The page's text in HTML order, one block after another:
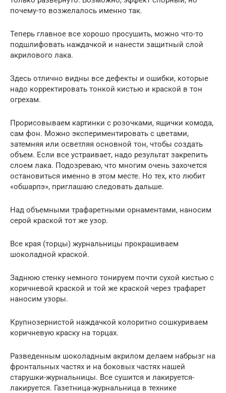
почему-то возжелалось именно так.
Теперь главное все хорошо просушить, можно что-то
подшлифовать наждачкой и нанести защитный слой
акрилового лака.
Здесь отлично видны все дефекты и ошибки, которые
надо корректировать тонкой кистью и краской в тон
огрехам.
Прорисовываем картинки с розочками, ящички комода,
сам фон. Можно экспериментировать с цветами,
затемняя или осветляя основной тон, чтобы создать
объем. Если все устраивает, надо результат закрепить
слоем лака. Подозреваю, что многим очень захочется
остановиться именно в этом месте. Но тех, кто любит
«обшарпэ», приглашаю следовать дальше.
Над объемными трафаретными орнаментами, наносим
серой краской тот же узор.
Все края (торцы) журнальницы прокрашиваем
шоколадной краской.
Заднюю стенку немного тонируем почти сухой кистью с
коричневой краской и той же краской через трафарет
наносим узоры.
Крупнозернистой наждачкой колоритно сошкуриваем
коричневую краску на торцах.
Разведенным шоколадным акрилом делаем набрызг на
фронтальных частях и на боковых частях нашей
старушки-журнальницы. Все сушится и лакируется-
лакируется. Газетница-журнальница в технике